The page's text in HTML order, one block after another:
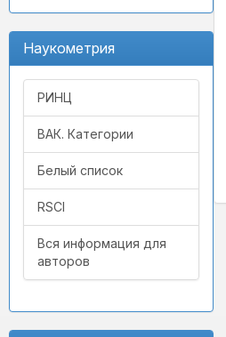
Наукометрия
РИНЦ
ВАК. Категории
Белый список
RSCI
Вся информация для
авторов